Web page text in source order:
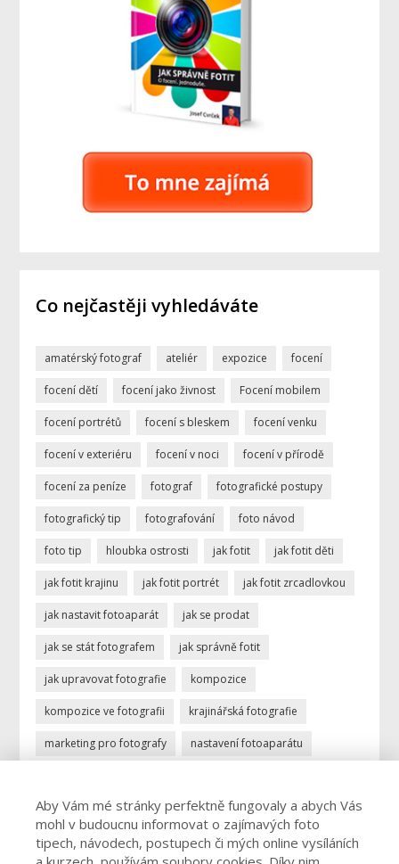
Co nejčastěji vyhledáváte
amatérský fotograf ateliér expozice focení
focení dětí focení jako živnost Focení mobilem
focení portrétů focení s bleskem focení venku
focení v exteriéru focení v noci focení v přírodě
focení za peníze fotograf fotografické postupy
fotografický tip fotografování foto návod
foto tip hloubka ostrosti jak fotit jak fotit děti
jak fotit krajinu jak fotit portrét jak fotit zrcadlovkou
jak nastavit fotoaparát jak se prodat
jak se stát fotografem jak správně fotit
jak upravovat fotografie kompozice
kompozice ve fotografii krajinářská fotografie
marketing pro fotografy nastavení fotoaparátu
profese fotograf profesionální fotograf
vydělávání focením úprava fotek úprava fotografií
Aby Vám mé stránky perfektně fungovaly a abych Vás
mohl v budoucnu informovat o zajímavých foto
tipech, návodech, postupech či mých online vysíláních